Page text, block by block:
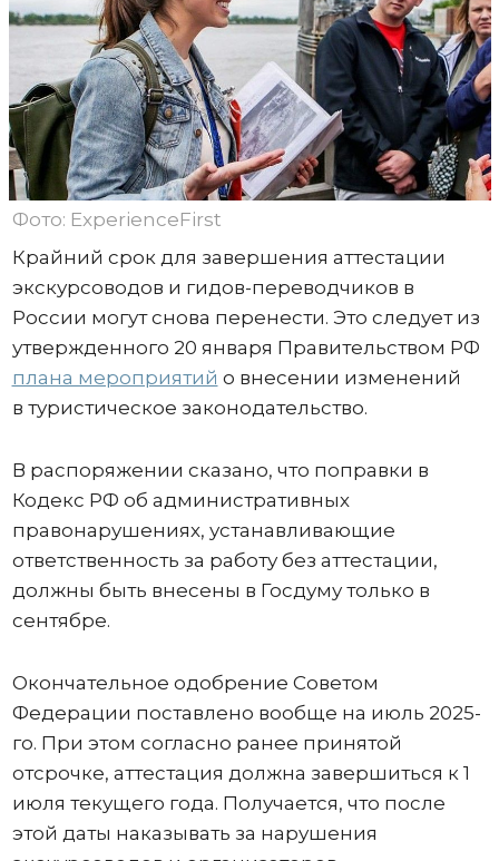
Фото: ExperienceFirst
Крайний срок для завершения аттестации
экскурсоводов и гидов-переводчиков в
России могут снова перенести. Это следует из
утвержденного 20 января Правительством РФ
плана мероприятий о внесении изменений
в туристическое законодательство.
В распоряжении сказано, что поправки в
Кодекс РФ об административных
правонарушениях, устанавливающие
ответственность за работу без аттестации,
должны быть внесены в Госдуму только в
сентябре.
Окончательное одобрение Советом
Федерации поставлено вообще на июль 2025-
го. При этом согласно ранее принятой
отсрочке, аттестация должна завершиться к 1
июля текущего года. Получается, что после
этой даты наказывать за нарушения